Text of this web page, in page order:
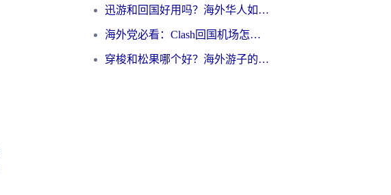
迅游和回国好用吗？海外华人如何选择靠谱的回国加速器
海外党必看：Clash回国机场怎么选？一篇搞定无缝访问国内资源的全攻略
穿梭和松果哪个好？海外游子的数字归乡路，到底该怎么选